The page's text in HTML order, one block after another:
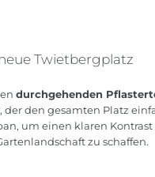
Twietbergplatz
durchgehenden
der den gesamten Platz
um einen klaren
zu schaffen.